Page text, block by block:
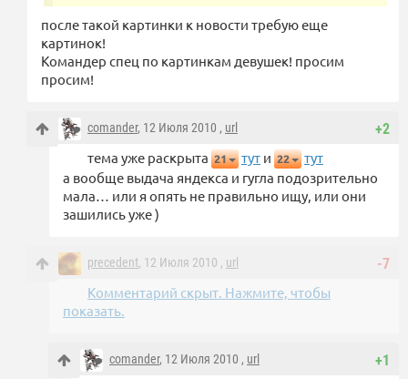
после такой картинки к новости требую еще
картинок!
Командер спец по картинкам девушек! просим
просим!
+2
comander, 12 Июля 2010 , url
тема уже раскрыта 21 тут и 22
тут
а вообще выдача яндекса и гугла подозрительно
мала… или я опять не правильно ищу, или они
зашились уже )
-7
precedent, 12 Июля 2010 , url
Комментарий скрыт. Нажмите, чтобы
показать.
+1
comander, 12 Июля 2010 , url